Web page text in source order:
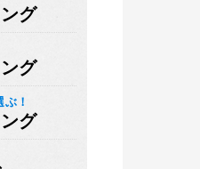
グ
グ
！
グ